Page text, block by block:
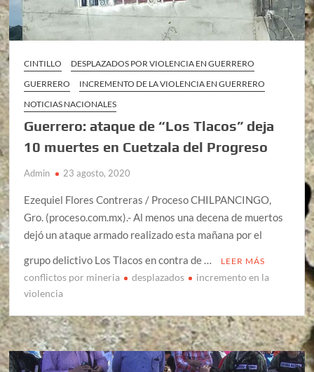
CINTILLO
DESPLAZADOS POR VIOLENCIA EN GUERRERO
GUERRERO
INCREMENTO DE LA VIOLENCIA EN GUERRERO
NOTICIAS NACIONALES
Guerrero: ataque de “Los Tlacos” deja
10 muertes en Cuetzala del Progreso
Admin 23 agosto, 2020
Ezequiel Flores Contreras / Proceso CHILPANCINGO,
Gro. (proceso.com.mx).- Al menos una decena de muertos
dejó un ataque armado realizado esta mañana por el
grupo delictivo Los Tlacos en contra de …
LEER MÁS
conflictos por mineria desplazados
incremento en la
violencia